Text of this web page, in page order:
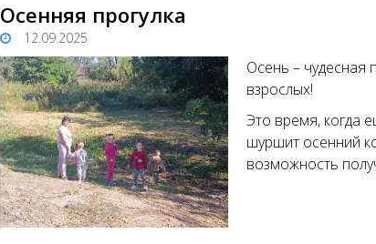
Осенняя прогулка
12.09.2025
Осень – чудесная
взрослых!
Это время, когда
шуршит осенний
возможность